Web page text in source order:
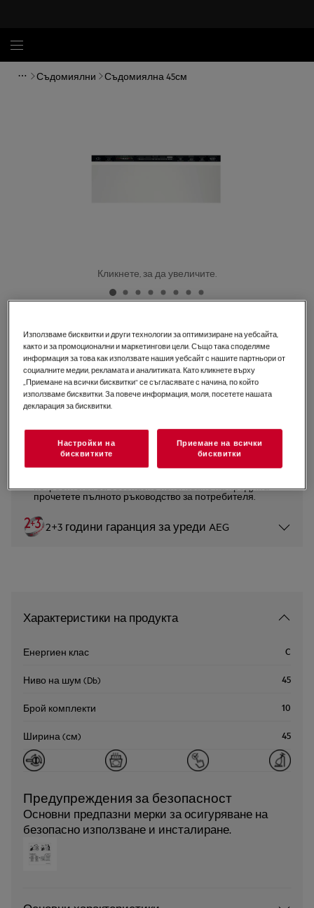
Съдомиялни Съдомиялна 45см
Кликнете, за да увеличите.
FSE74527P
Съдомиялна 7000 GlassCare 45
cm
5 (2)
Инструкциите за безопасност и предупрежденията за
безопасност съгласно регламент на ЕС 2023/988 са
потребителя. За безопасно използване на продукта
прочетете пълното ръководство за потребителя.
2+3 години гаранция за уреди AEG
Характеристики на продукта
Енергиен клас C
Ниво на шум (Db) 45
Брой комплекти 10
Ширина (см) 45
Предупреждения за безопасност
Основни предпазни мерки за осигуряване на
безопасно използване и инсталиране.
Използваме бисквитки и други технологии за оптимизиране на уебсайта,
както и за промоционални и маркетингови цели. Също така споделяме
информация за това как използвате нашия уебсайт с нашите партньори от
социалните медии, рекламата и аналитиката. Като кликнете върху
„Приемане на всички бисквитки“ се съгласявате с начина, по който
използваме бисквитки. За повече информация, моля, посетете нашата
декларация за бисквитки.
Настройки на
бисквитките
Приемане на всички
бисквитки